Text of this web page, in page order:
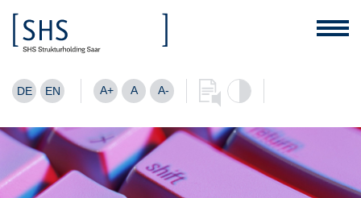
DE EN A+ A A-